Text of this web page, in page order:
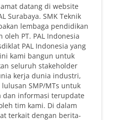
datang di website
Surabaya. SMK Teknik
lembaga pendidikan
PT. PAL Indonesia
PAL Indonesia yang
kami bangun untuk
seluruh stakeholder
kerja dunia industri,
SMP/MTs untuk
dan informasi terupdate
tim kami. Di dalam
terkait dengan berita-